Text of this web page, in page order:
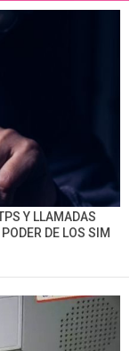
Y LLAMADAS
DE LOS SIM